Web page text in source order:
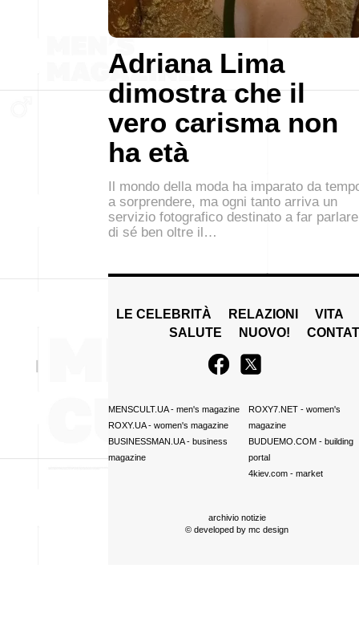
Adriana Lima
dimostra che il
vero carisma non
ha età
Il mondo della moda ha imparato da
a sorprendere, ma ogni tanto arriva un
servizio fotografico destinato a far parlare
di sé ben oltre il…
LE CELEBRITÀ RELAZIONI
VITA
SALUTE
NUOVO!
MENSCULT.UA- men's magazine
ROXY.UA- women's magazine
BUSINESSMAN.UA- business
magazine
ROXY7.NET- women's
magazine
BUDUEMO.COM- building
portal
4kiev.com- market
archivio notizie
© developed by mc design